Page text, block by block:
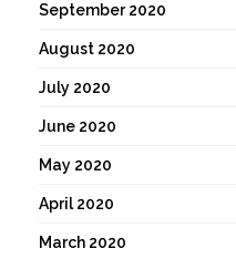
September 2020
August 2020
July 2020
June 2020
May 2020
April 2020
March 2020